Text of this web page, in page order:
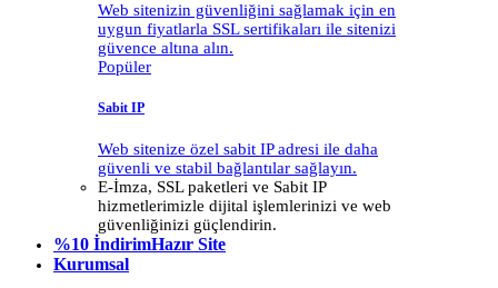
Web sitenizin güvenliğini sağlamak için en
uygun fiyatlarla SSL sertifikaları ile sitenizi
güvence altına alın.
Popüler
Sabit IP
Web sitenize özel sabit IP adresi ile daha
güvenli ve stabil bağlantılar sağlayın.
E-İmza, SSL paketleri ve Sabit IP
hizmetlerimizle dijital işlemlerinizi ve web
güvenliğinizi güçlendirin.
%10 İndirimHazır Site
Kurumsal